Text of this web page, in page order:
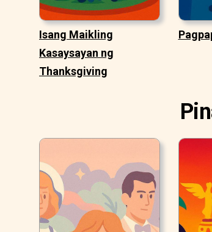
Isang Maikling
Kasaysayan ng
Thanksgiving